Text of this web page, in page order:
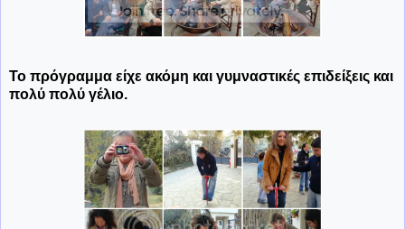
Το πρόγραμμα είχε ακόμη και γυμναστικές επιδείξεις και
πολύ πολύ γέλιο.